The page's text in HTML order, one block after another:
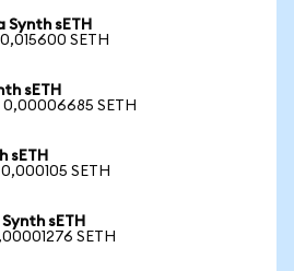
Synth sETH
SETH
sETH
0,00006685 SETH
sETH
SETH
sETH
SETH